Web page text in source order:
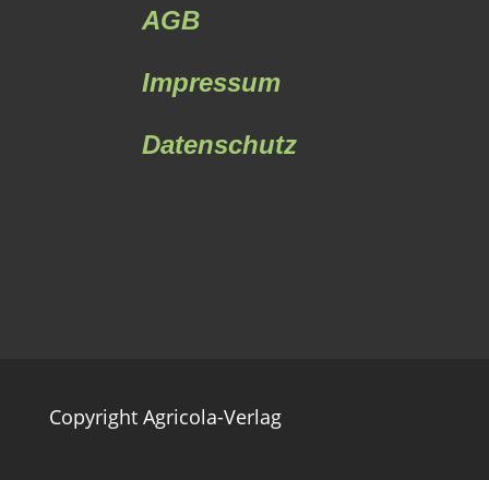
AGB
Impressum
Datenschutz
Copyright Agricola-Verlag